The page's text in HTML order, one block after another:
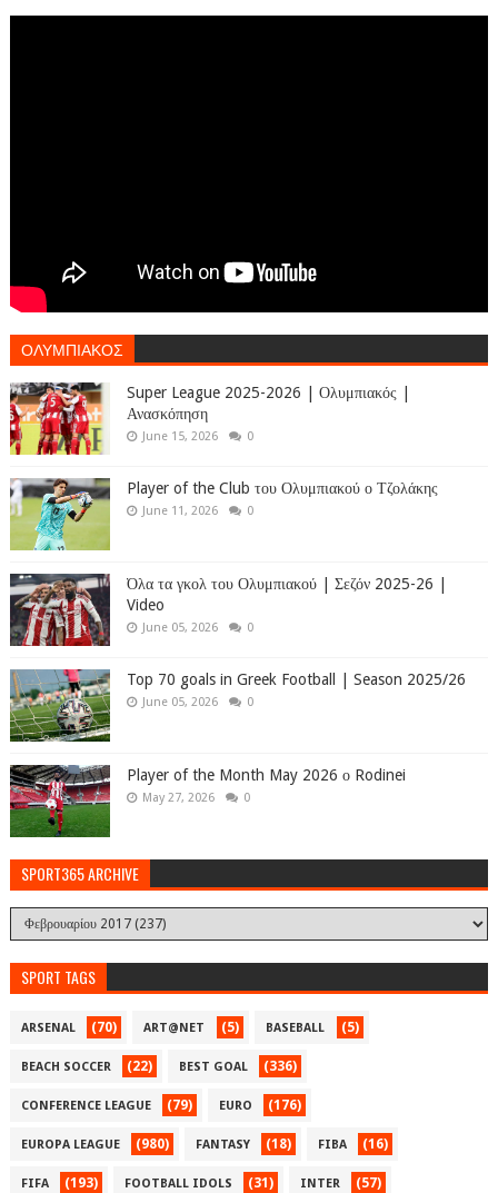
ΟΛΥΜΠΙΑΚΟΣ
Super League 2025-2026 | Ολυμπιακός |
Ανασκόπηση
June 15, 2026 0
Player of the Club του Ολυμπιακού ο Τζολάκης
June 11, 2026 0
Όλα τα γκολ του Ολυμπιακού | Σεζόν 2025-26 |
Video
June 05, 2026 0
Top 70 goals in Greek Football | Season 2025/26
June 05, 2026 0
Player of the Month May 2026 ο Rodinei
May 27, 2026 0
SPORT365 ARCHIVE
SPORT TAGS
ARSENAL (70) ART@NET (5) BASEBALL (5)
BEACH SOCCER (22) BEST GOAL (336)
CONFERENCE LEAGUE (79) EURO (176)
EUROPA LEAGUE (980) FANTASY (18) FIBA (16)
FIFA (193) FOOTBALL IDOLS (31) INTER (57)